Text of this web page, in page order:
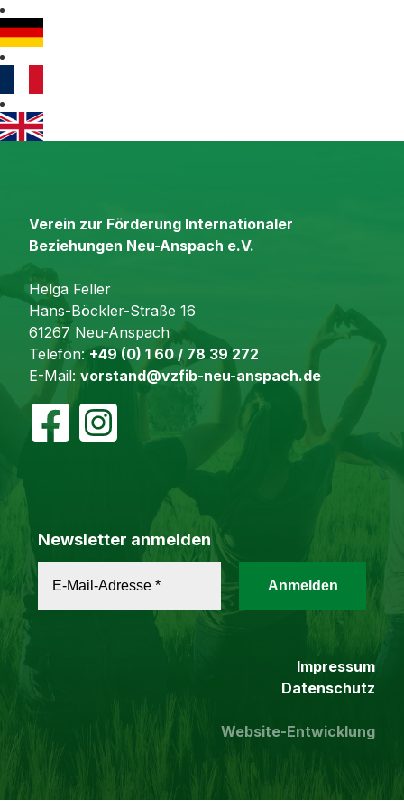
Verein zur Förderung Internationaler
Beziehungen Neu-Anspach e.V.
Helga Feller
Hans-Böckler-Straße 16
61267 Neu-Anspach
Telefon: +49 (0) 1 60 / 78 39 272
E-Mail: vorstand@vzfib-neu-anspach.de
Newsletter anmelden
Impressum
Datenschutz
Website-Entwicklung